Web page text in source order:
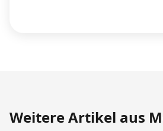
Weitere Artikel aus